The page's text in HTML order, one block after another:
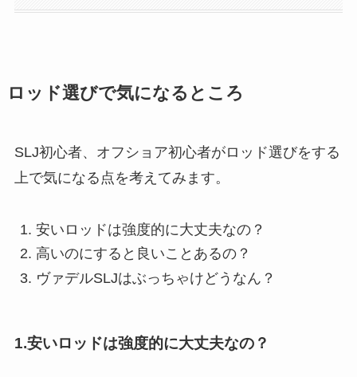
ロッド選びで気になるところ
SLJ初心者、オフショア初心者がロッド選びをする
上で気になる点を考えてみます。
安いロッドは強度的に大丈夫なの？
高いのにすると良いことあるの？
ヴァデルSLJはぶっちゃけどうなん？
1.安いロッドは強度的に大丈夫なの？